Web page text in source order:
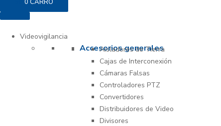
0 CARRO
Videovigilancia
Accesorios generales
Aisladores de Tierra
Cajas de Interconexión
Cámaras Falsas
Controladores PTZ
Convertidores
Distribuidores de Video
Divisores